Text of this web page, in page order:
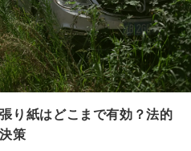
り紙はどこまで有効？法的
策